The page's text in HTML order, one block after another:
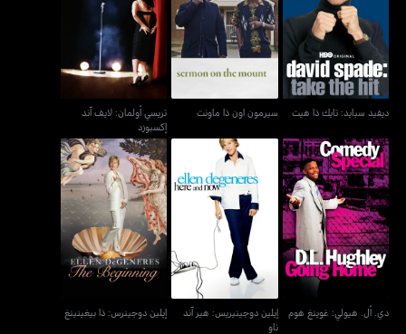
ديفيد سبايد: تايك ذا هيت
ديفيد سبايد: تايك ذا هيت
سيرمون اون ذا ماونت
سيرمون اون ذا ماونت
تريسي أولمان: لايف آند
إكسبوزد
تريسي أولمان: لايف آند
إكسبوزد
دي. أل. هيولي: غوينغ هوم
دي. أل. هيولي: غوينغ هوم
إيلين دوجينيريس: هير آند
ناو
إيلين دوجينيريس: هير آند
ناو
إيلين دوجينرس: ذا
بيغينينغ
إيلين دوجينرس: ذا بيغينينغ